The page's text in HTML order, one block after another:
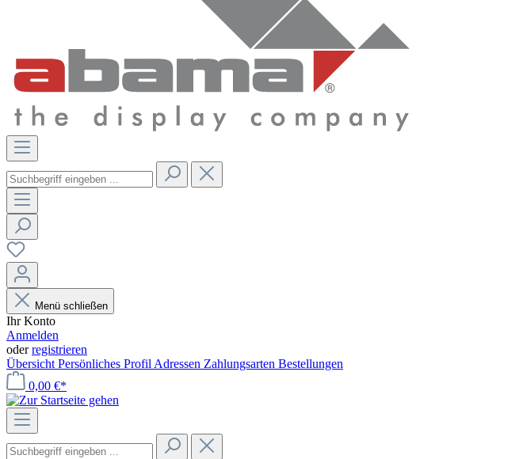
Menü schließen
Ihr Konto
Anmelden
oderregistrieren
Übersicht Persönliches Profil Adressen Zahlungsarten Bestellungen
0,00 €*